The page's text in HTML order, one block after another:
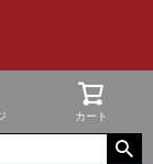
カート